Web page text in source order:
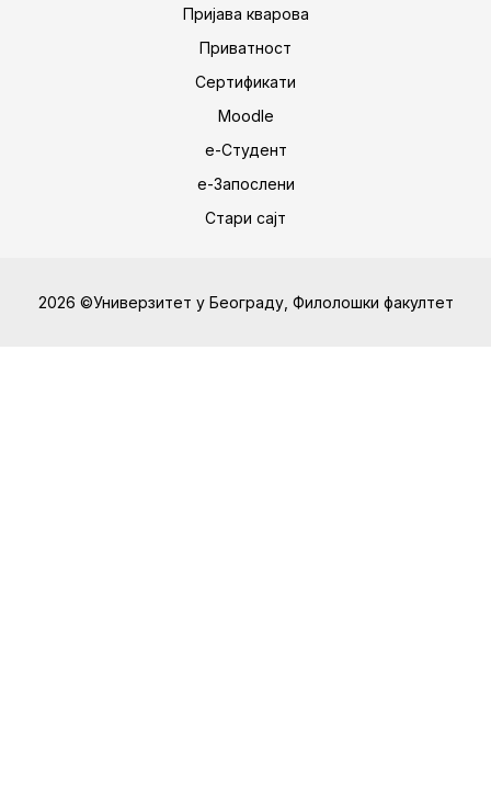
Пријава кварова
Приватност
Сертификати
Moodle
е-Студент
е-Запослени
Стари сајт
2026 ©Универзитет у Београду, Филолошки факултет